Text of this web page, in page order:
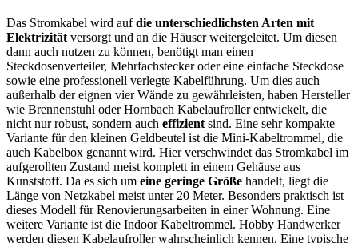
Das Stromkabel wird aufdie unterschiedlichsten Arten mit
Elektrizität versorgt und an die Häuser weitergeleitet. Um diesen
dann auch nutzen zu können, benötigt man einen
Steckdosenverteiler, Mehrfachstecker oder eine einfache Steckdose
sowie eine professionell verlegte Kabelführung. Um dies auch
außerhalb der eignen vier Wände zu gewährleisten, haben Hersteller
wie Brennenstuhl oder Hornbach Kabelaufroller entwickelt, die
nicht nur robust, sondern auch effizient sind. Eine sehr kompakte
Variante für den kleinen Geldbeutel ist die Mini-Kabeltrommel, die
auch Kabelbox genannt wird. Hier verschwindet das Stromkabel im
aufgerollten Zustand meist komplett in einem Gehäuse aus
Kunststoff. Da es sich um eine geringe Größe handelt, liegt die
Länge von Netzkabel meist unter 20 Meter. Besonders praktisch ist
dieses Modell für Renovierungsarbeiten in einer Wohnung. Eine
weitere Variante ist die Indoor Kabeltrommel. Hobby Handwerker
werden diesen Kabelaufroller wahrscheinlich kennen. Eine typische